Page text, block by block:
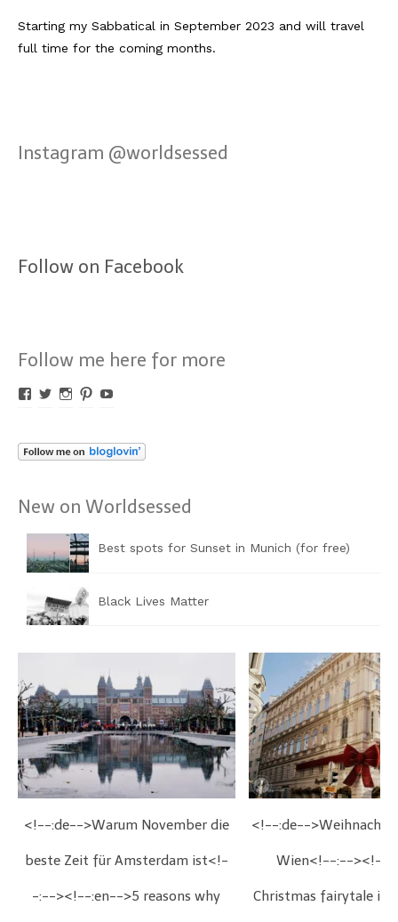
Starting my Sabbatical in September 2023 and will travel
full time for the coming months.
Instagram @worldsessed
Follow on Facebook
Follow me here for more
Profil
Facebook
anzeigen
Profil
Twitter
anzeigen
Profil
Instagram
anzeigen
Profil
Pinterest
anzeigen
YouTube
anzeigen
New on Worldsessed
Best spots for Sunset in Munich (for free)
Black Lives Matter
<!--:de-->Warum November die
beste Zeit für Amsterdam ist<!-
-:--><!--:en-->5 reasons why
<!--:de--
Wien<!--:--><!--
Christmas fairytale in